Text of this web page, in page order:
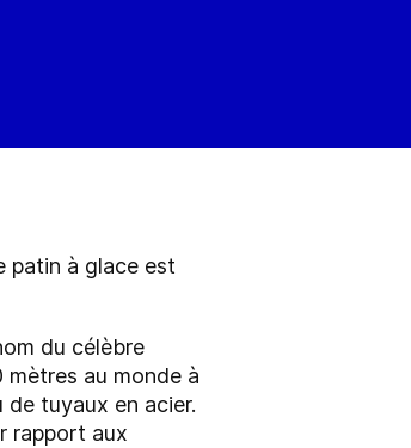
patin à glace est
du célèbre
mètres au monde à
de tuyaux en acier.
rapport aux